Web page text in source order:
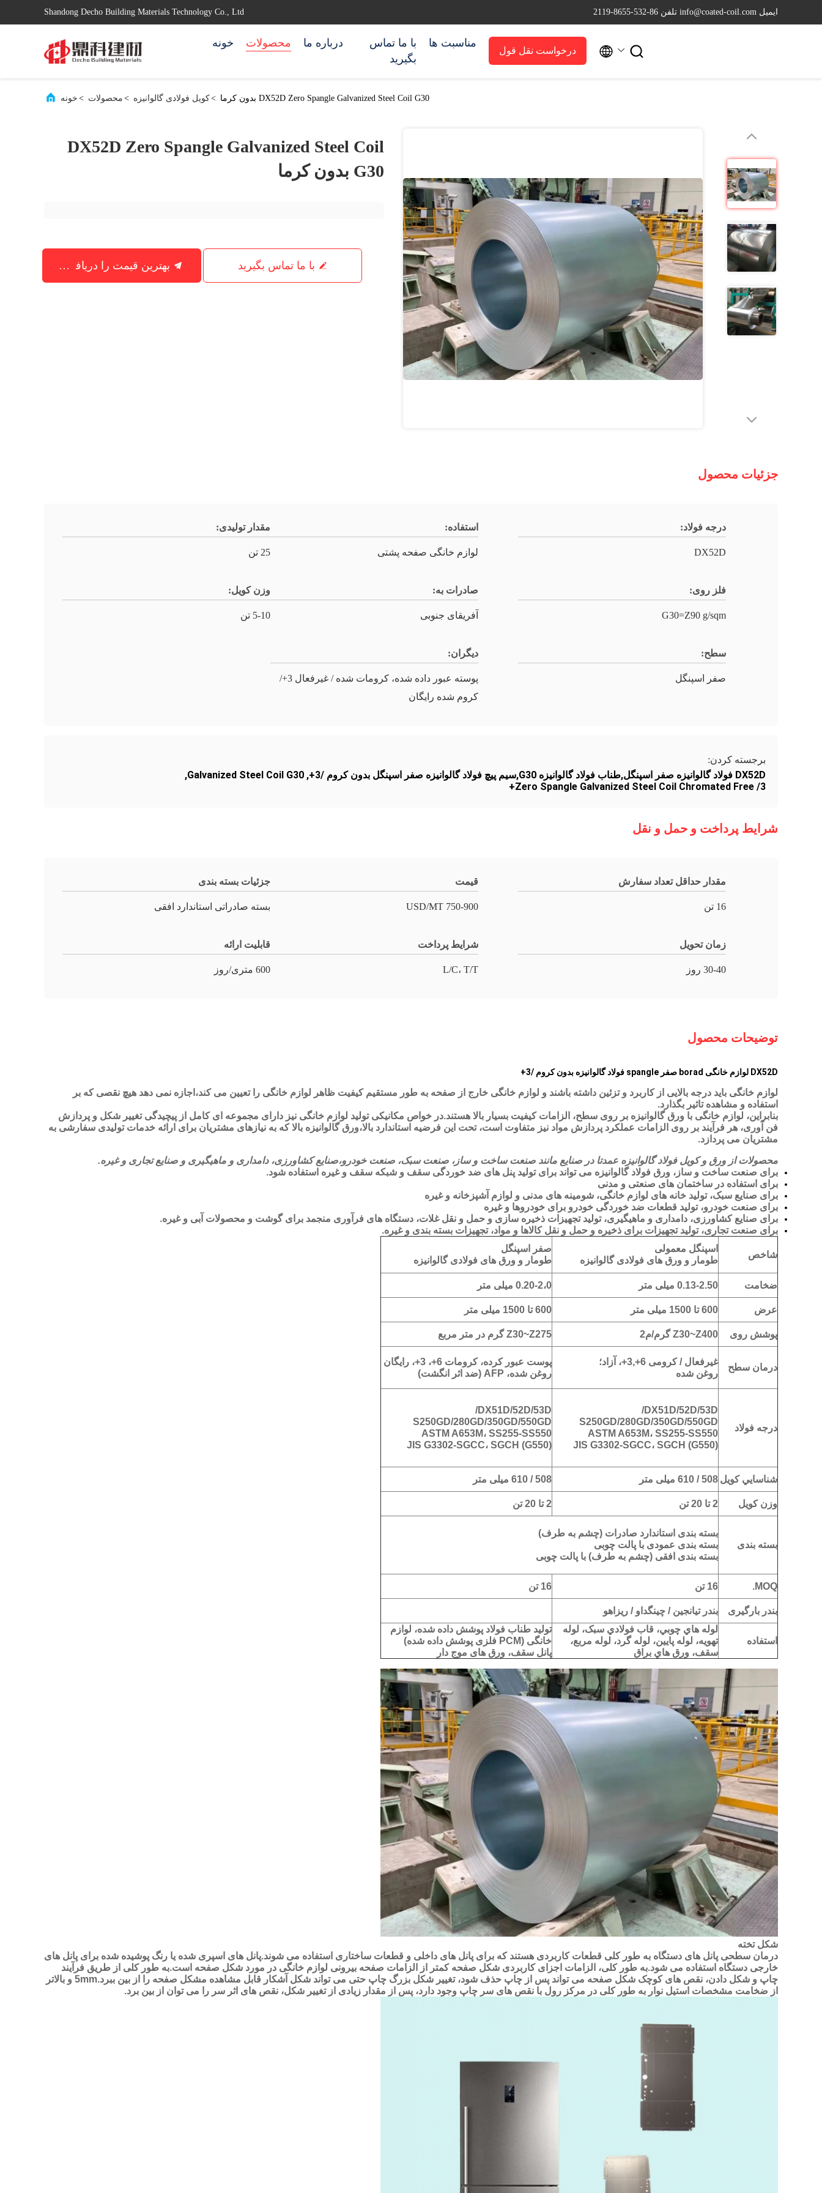
Shandong Decho Building Materials Technology Co., Ltd ایمیل info@coated-coil.com تلفن 86-532-8655-2119
خونه محصولات درباره ما
با ما تماس
بگیرید
مناسبت ها
درخواست نقل قول  
خونه > محصولات > کویل فولادی گالوانیزه> DX52D Zero Spangle Galvanized Steel Coil G30 بدون کرما
DX52D Zero Spangle Galvanized Steel Coil
G30 بدون کرما
با ما تماس بگیرید
جزئیات محصول
درجه فولاد:
DX52D
استفاده:
لوازم خانگی صفحه پشتی
مقدار تولیدی:
25 تن
فلز روی:
G30=Z90 g/sqm
صادرات به:
آفریقای جنوبی
وزن کویل:
5-10 تن
سطح:
صفر اسپنگل
دیگران:
پوسته عبور داده شده، کرومات شده / غیرفعال 3+/
کروم شده رایگان
برجسته کردن:
DX52D فولاد گالوانیزه صفر اسپنگل,طناب فولاد گالوانیزه G30,سیم پیچ فولاد گالوانیزه صفر اسپنگل بدون کروم /3+ ,
Galvanized Steel Coil G30
,
Zero Spangle Galvanized Steel Coil Chromated Free /3+
شرایط پرداخت و حمل و نقل
مقدار حداقل تعداد سفارش
16 تن
قیمت
750-900 USD/MT
جزئیات بسته بندی
بسته صادراتی استاندارد افقی
زمان تحویل
30-40 روز
شرایط پرداخت
L/C، T/T
قابلیت ارائه
600 متری/روز
توضیحات محصول
DX52D لوازم خانگی borad صفر spangle فولاد گالوانیزه بدون کروم /3+
لوازم خانگی باید درجه بالایی از کاربرد و تزئین داشته باشند و لوازم خانگی خارج از صفحه به طور مستقیم کیفیت ظاهر لوازم خانگی را تعیین می کند،اجازه نمی دهد هیچ نقصی که بر
استفاده و مشاهده تاثیر بگذارد.
بنابراین، لوازم خانگی با ورق گالوانیزه بر روی سطح، الزامات کیفیت بسیار بالا هستند.در خواص مکانیکی تولید لوازم خانگی نیز دارای مجموعه ای کامل از پیچیدگی تغییر شکل و پردازش
فن آوری، هر فرآیند بر روی الزامات عملکرد پردازش مواد نیز متفاوت است، تحت این فرضیه استاندارد بالا،ورق گالوانیزه بالا که به نیازهای مشتریان برای ارائه خدمات تولیدی سفارشی به
مشتریان می پردازد.
محصولات از ورق و کویل فولاد گالوانیزه عمدتا در صنایع مانند صنعت ساخت و ساز، صنعت سبک، صنعت خودرو،صنایع کشاورزی، دامداری و ماهیگیری و صنایع تجاری و غیره.
برای صنعت ساخت و ساز، ورق فولاد گالوانیزه می تواند برای تولید پنل های ضد خوردگی سقف و شبکه سقف و غیره استفاده شود.
برای استفاده در ساختمان های صنعتی و مدنی
برای صنایع سبک، تولید خانه های لوازم خانگی، شومینه های مدنی و لوازم آشپزخانه و غیره
برای صنعت خودرو، تولید قطعات ضد خوردگی خودرو برای خودروها و غیره
برای صنایع کشاورزی، دامداری و ماهیگیری، تولید تجهیزات ذخیره سازی و حمل و نقل غلات، دستگاه های فرآوری منجمد برای گوشت و محصولات آبی و غیره.
برای صنعت تجاری، تولید تجهیزات برای ذخیره و حمل و نقل کالاها و مواد، تجهیزات بسته بندی و غیره.
شاخص
اسپنگل معمولی
طومار و ورق های فولادی گالوانیزه
صفر اسپنگل
طومار و ورق های فولادی گالوانیزه
ضخامت 0.13-2.50 میلی متر 0.20-2،0 میلی متر
عرض 600 تا 1500 میلی متر 600 تا 1500 میلی متر
پوشش روی Z30~Z400 گرم/م2 Z30~Z275 گرم در متر مربع
درمان سطح
غیرفعال / کرومی 6+,3+، آزاد؛
روغن شده
پوست عبور کرده، کرومات 6+، 3+، رایگان
روغن شده، AFP (ضد اثر انگشت)
درجه فولاد
DX51D/52D/53D/
S250GD/280GD/350GD/550GD
ASTM A653M، SS255-SS550
JIS G3302-SGCC، SGCH (G550)
DX51D/52D/53D/
S250GD/280GD/350GD/550GD
ASTM A653M، SS255-SS550
JIS G3302-SGCC، SGCH (G550)
شناسايي کويل 508 / 610 میلی متر 508 / 610 میلی متر
وزن کویل 2 تا 20 تن 2 تا 20 تن
بسته بندی
بسته بندی استاندارد صادرات (چشم به طرف)
بسته بندی عمودی با پالت چوبی
بسته بندی افقی (چشم به طرف) با پالت چوبی
MOQ. 16 تن 16 تن
بندر بارگیری بندر تيانجين / چينگداو / ريزاهو
استفاده
لوله هاي چوبي، قاب فولادي سبک، لوله
تهويه، لوله پايين، لوله گرد، لوله مربع،
سقف، ورق هاي براق
تولید طناب فولاد پوشش داده شده، لوازم
خانگی (PCM فلزی پوشش داده شده)
پانل سقف، ورق های موج دار
شکل تخته
درمان سطحی پانل های دستگاه به طور کلی قطعات کاربردی هستند که برای پانل های داخلی و قطعات ساختاری استفاده می شوند.پانل های اسپری شده یا رنگ پوشیده شده برای پانل های
خارجی دستگاه استفاده می شود.به طور کلی، الزامات اجزای کاربردی شکل صفحه کمتر از الزامات صفحه بیرونی لوازم خانگی در مورد شکل صفحه است.به طور کلی از طریق فرآیند
چاپ و شکل دادن، نقص های کوچک شکل صفحه می تواند پس از چاپ حذف شود، تغییر شکل بزرگ چاپ حتی می تواند شکل آشکار قابل مشاهده مشکل صفحه را از بین ببرد.5mm و بالاتر
از ضخامت مشخصات استیل نوار به طور کلی در مرکز رول با نقص های سر چاپ وجود دارد، پس از مقدار زیادی از تغییر شکل، نقص های اثر سر را می توان از بین برد.